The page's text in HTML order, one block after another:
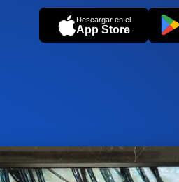
Descargar en el
App Store